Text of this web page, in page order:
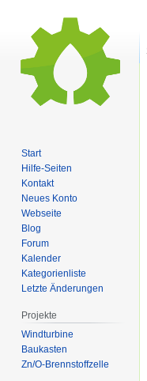
Start
Hilfe-Seiten
Kontakt
Neues Konto
Webseite
Blog
Forum
Kalender
Kategorienliste
Letzte Änderungen
Projekte
Windturbine
Baukasten
Zn/O-Brennstoffzelle